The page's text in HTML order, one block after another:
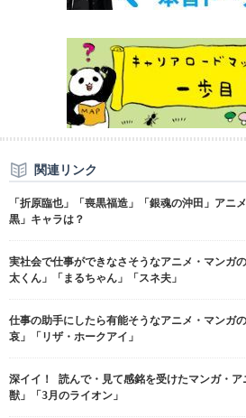
関連リンク
「折原臨也」「喪黒福造」「銀魂の沖田」アニ
黒」キャラは？
実社会で仕事ができなさそうなアニメ・マンガ
太くん」「まるちゃん」「スネ夫」
仕事の助手にしたら有能そうなアニメ・マンガ
哀」「リザ・ホークアイ」
深イイ！ 読んで・見て感銘を受けたマンガ・ア
獣」「3月のライオン」